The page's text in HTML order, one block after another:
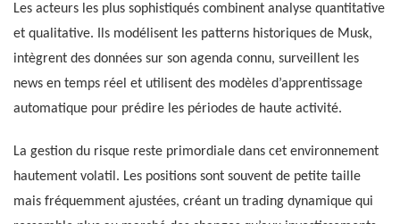
Les acteurs les plus sophistiqués combinent analyse quantitative
et qualitative. Ils modélisent les patterns historiques de Musk,
intègrent des données sur son agenda connu, surveillent les
news en temps réel et utilisent des modèles d’apprentissage
automatique pour prédire les périodes de haute activité.
La gestion du risque reste primordiale dans cet environnement
hautement volatil. Les positions sont souvent de petite taille
mais fréquemment ajustées, créant un trading dynamique qui